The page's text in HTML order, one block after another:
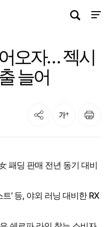
사이
검색창 열기
오자… 젝시
늘어
공유 글자크기 인쇄
패딩 판매 전년 동기 대비
’ 등, 야외 러닝 대비한 RX